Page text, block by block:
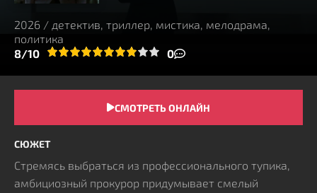
2026 / детектив, триллер, мистика, мелодрама,
политика
8/10
4 5 6 7 8 9 10 0
СМОТРЕТЬ ОНЛАЙН
СЮЖЕТ
Стремясь выбраться из профессионального тупика,
амбициозный прокурор придумывает смелый